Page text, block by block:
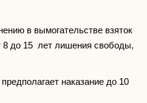
в вымогательстве взяток
8 до 15 лет лишения свободы,
наказание до 10